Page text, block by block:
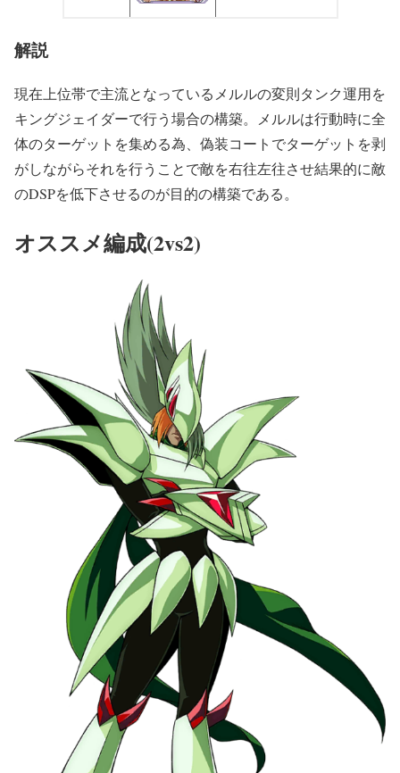
解説
現在上位帯で主流となっているメルルの変則タンク運用を
キングジェイダーで行う場合の構築。メルルは行動時に全
体のターゲットを集める為、偽装コートでターゲットを剥
がしながらそれを行うことで敵を右往左往させ結果的に敵
のDSPを低下させるのが目的の構築である。
オススメ編成(2vs2)